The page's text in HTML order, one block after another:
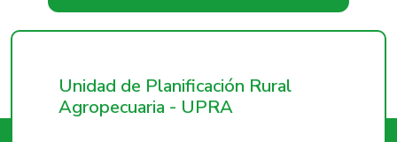
Unidad de Planificación Rural
Agropecuaria - UPRA